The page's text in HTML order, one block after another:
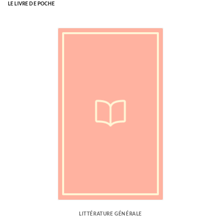
LE LIVRE DE POCHE
LITTÉRATURE GÉNÉRALE